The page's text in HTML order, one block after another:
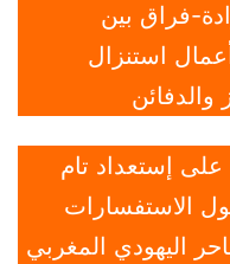
فراق بين
استنزال
على إستعداد تام
الاستفسارات
اليهودي المغربي